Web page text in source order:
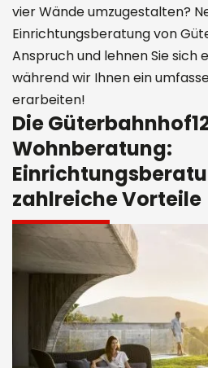
vier Wände umzugestalten?
Einrichtungsberatung von
Anspruch und lehnen Sie sich
während wir Ihnen ein
erarbeiten!
Die
Wohnberatung:
zahlreiche Vorteile